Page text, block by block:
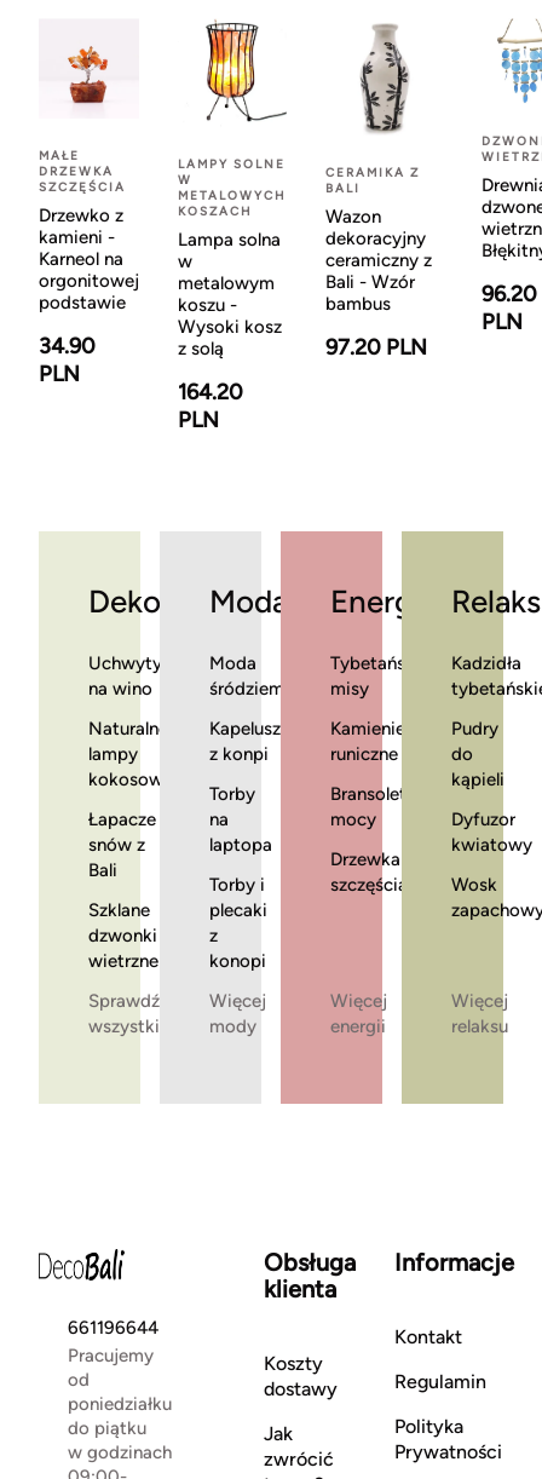
MAŁE
DRZEWKA
SZCZĘŚCIA
Drzewko z
kamieni -
Karneol na
orgonitowej
podstawie
34.90
PLN
LAMPY SOLNE
W
METALOWYCH
KOSZACH
Lampa solna
w
metalowym
koszu -
Wysoki kosz
z solą
164.20
PLN
CERAMIKA Z
BALI
Wazon
dekoracyjny
ceramiczny z
Bali - Wzór
bambus
97.20 PLN
96.20
PLN
Dekoracje
Uchwyty
na wino
Naturalne
lampy
kokosowe
Łapacze
snów z
Bali
Szklane
dzwonki
wietrzne
Sprawdź
wszystkie
Moda
Moda
śródziemnomorska
Kapelusze
z konpi
Torby
na
laptopa
Torby i
plecaki
z
konopi
Więcej
mody
Energia
Tybetańskie
misy
Kamienie
runiczne
Bransoletki
mocy
Drzewka
szczęścia
Więcej
energii
Relaks
Kadzidła
Pudry
do
kąpieli
Dyfuzor
kwiatowy
Wosk
Więcej
relaksu
661196644
Pracujemy
od
poniedziałku
do piątku
w godzinach
Obsługa
klienta
Koszty
dostawy
Jak
zwrócić
Informacje
Kontakt
Regulamin
Polityka
Prywatności